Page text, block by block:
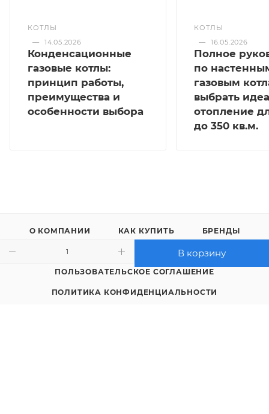
В корзину
КОТЛЫ
—
14.05.2026
Конденсационные
газовые котлы:
принцип работы,
преимущества и
особенности выбора
КОТЛЫ
—
16.05.2026
Полное
по
газовым
выбрать
отопление
до 350 кв.м.
О КОМПАНИИ КАК КУПИТЬ БРЕНДЫ
КОНТАКТЫ
ПОЛЬЗОВАТЕЛЬСКОЕ СОГЛАШЕНИЕ
ПОЛИТИКА КОНФИДЕНЦИАЛЬНОСТИ